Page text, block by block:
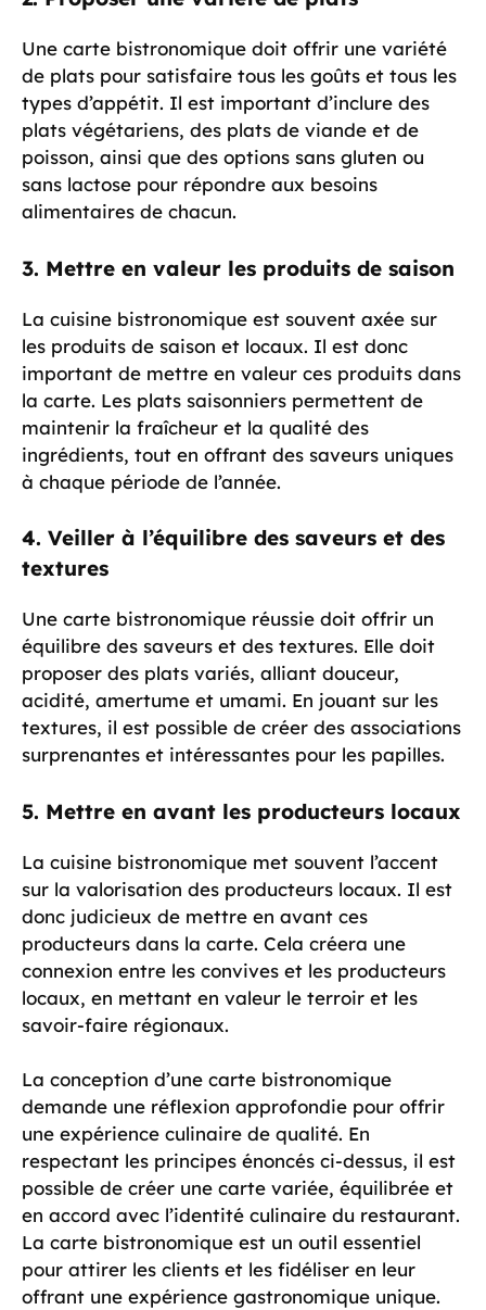
Une carte bistronomique doit offrir une variété
de plats pour satisfaire tous les goûts et tous les
types d’appétit. Il est important d’inclure des
plats végétariens, des plats de viande et de
poisson, ainsi que des options sans gluten ou
sans lactose pour répondre aux besoins
alimentaires de chacun.
3. Mettre en valeur les produits de saison
La cuisine bistronomique est souvent axée sur
les produits de saison et locaux. Il est donc
important de mettre en valeur ces produits dans
la carte. Les plats saisonniers permettent de
maintenir la fraîcheur et la qualité des
ingrédients, tout en offrant des saveurs uniques
à chaque période de l’année.
4. Veiller à l’équilibre des saveurs et des
textures
Une carte bistronomique réussie doit offrir un
équilibre des saveurs et des textures. Elle doit
proposer des plats variés, alliant douceur,
acidité, amertume et umami. En jouant sur les
textures, il est possible de créer des associations
surprenantes et intéressantes pour les papilles.
5. Mettre en avant les producteurs locaux
La cuisine bistronomique met souvent l’accent
sur la valorisation des producteurs locaux. Il est
donc judicieux de mettre en avant ces
producteurs dans la carte. Cela créera une
connexion entre les convives et les producteurs
locaux, en mettant en valeur le terroir et les
savoir-faire régionaux.
La conception d’une carte bistronomique
demande une réflexion approfondie pour offrir
une expérience culinaire de qualité. En
respectant les principes énoncés ci-dessus, il est
possible de créer une carte variée, équilibrée et
en accord avec l’identité culinaire du restaurant.
La carte bistronomique est un outil essentiel
pour attirer les clients et les fidéliser en leur
offrant une expérience gastronomique unique.